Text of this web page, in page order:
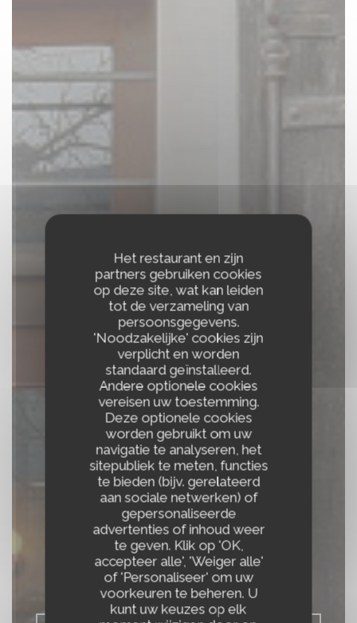
Het restaurant en zijn
partners gebruiken cookies
op deze site, wat kan leiden
tot de verzameling van
persoonsgegevens.
'Noodzakelijke' cookies zijn
verplicht en worden
standaard geïnstalleerd.
Andere optionele cookies
vereisen uw toestemming.
Deze optionele cookies
worden gebruikt om uw
navigatie te analyseren, het
sitepubliek te meten, functies
te bieden (bijv. gerelateerd
aan sociale netwerken) of
gepersonaliseerde
advertenties of inhoud weer
te geven. Klik op 'OK,
accepteer alle', 'Weiger alle'
of 'Personaliseer' om uw
voorkeuren te beheren. U
kunt uw keuzes op elk
BISTROT DE
L'ABBAYE , du coeur
à l'assiette
MARKET CUISINE & WINE CELLAR
PONTLEVOY